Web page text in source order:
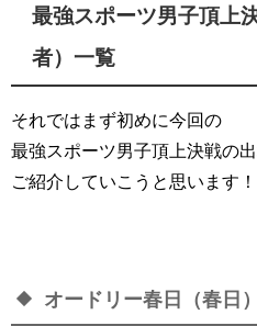
最強スポーツ男子頂上
者）一覧
それではまず初めに今回の
最強スポーツ男子頂上決戦の
ご紹介していこうと思います！
オードリー春日（春